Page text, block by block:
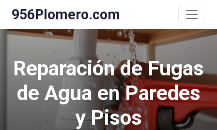
956Plomero.com
Reparación de Fugas
de Agua en Paredes
y Pisos